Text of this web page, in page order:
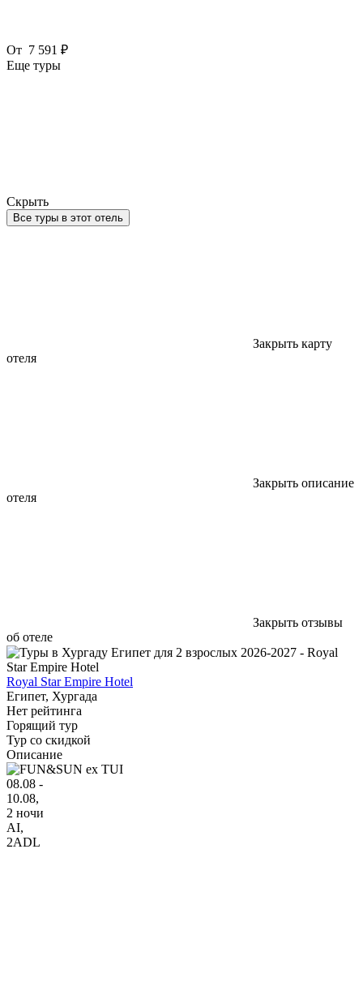
От 7 591 ₽
Еще туры
Скрыть
Все туры в этот отель
Закрыть карту
отеля
Закрыть описание
отеля
Закрыть отзывы
об отеле
Royal Star Empire Hotel
Египет, Хургада
Нет рейтинга
Горящий тур
Тур со скидкой
Описание
08.08 -
10.08,
2 ночи
AI,
2ADL